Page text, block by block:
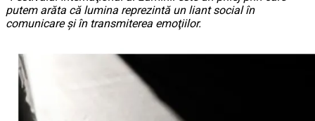
putem arăta că lumina reprezintă un liant social în
comunicare şi în transmiterea emoţiilor.